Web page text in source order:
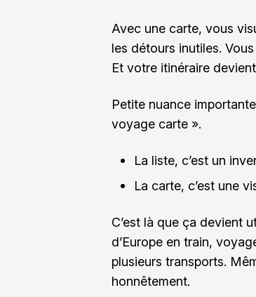
Avec une carte, vous
les détours inutiles.
Et votre itinéraire
Petite nuance
voyage carte ».
La liste, c’est un
La carte, c’est une
C’est là que ça devient
d’Europe en train,
plusieurs transports.
honnêtement.